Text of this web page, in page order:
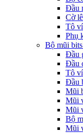
Đầu
Cờ
Tô
Phụ
Bộ mũi
Đầu
Đầu
Tô
Đầu
Mũi
Mũi
Mũi
Bộ
Mũi